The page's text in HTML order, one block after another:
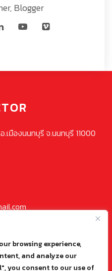
browsing experience,
and analyze our
you consent to our use of
Blogger
เมืองนนทบุรี จ.นนทบุรี 11000